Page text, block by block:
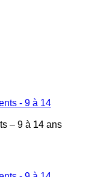
– 9 à 14 ans